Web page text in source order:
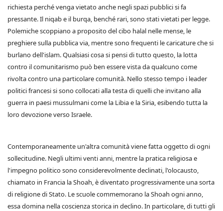
richiesta perché venga vietato anche negli spazi pubblici si fa
pressante. Il niqab e il burqa, benché rari, sono stati vietati per legge.
Polemiche scoppiano a proposito del cibo halal nelle mense, le
preghiere sulla pubblica via, mentre sono frequenti le caricature che si
burlano dell'islam. Qualsiasi cosa si pensi di tutto questo, la lotta
contro il comunitarismo può ben essere vista da qualcuno come
rivolta contro una particolare comunità. Nello stesso tempo i leader
politici francesi si sono collocati alla testa di quelli che invitano alla
guerra in paesi mussulmani come la Libia e la Siria, esibendo tutta la
loro devozione verso Israele.
Contemporaneamente un'altra comunità viene fatta oggetto di ogni
sollecitudine. Negli ultimi venti anni, mentre la pratica religiosa e
l'impegno politico sono considerevolmente declinati, l'olocausto,
chiamato in Francia la Shoah, è diventato progressivamente una sorta
di religione di Stato. Le scuole commemorano la Shoah ogni anno,
essa domina nella coscienza storica in declino. In particolare, di tutti gli